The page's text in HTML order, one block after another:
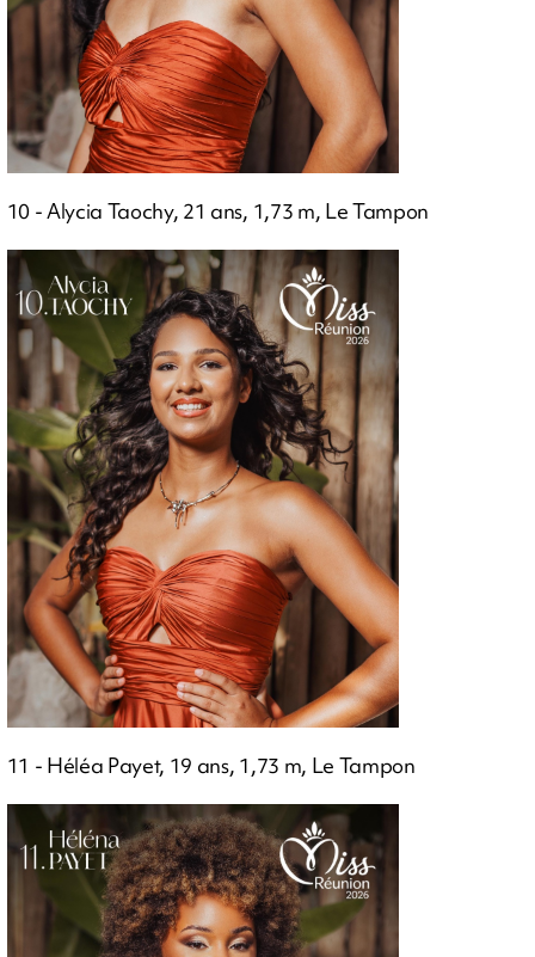
10 - Alycia Taochy, 21 ans, 1,73 m, Le Tampon
11 - Héléa Payet, 19 ans, 1,73 m, Le Tampon